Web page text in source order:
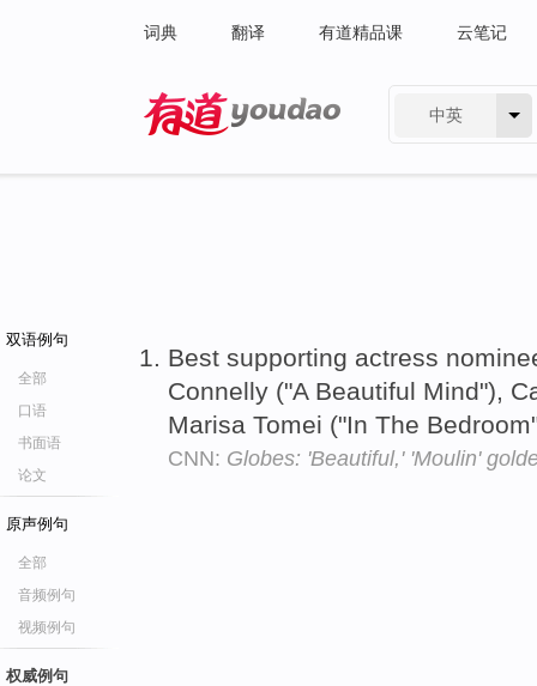
词典 翻译 有道精品课 云笔记
中英
双语例句
全部
口语
书面语
论文
原声例句
全部
音频例句
视频例句
权威例句
Best supporting actress
Connelly ("A Beautiful Mind"),
Marisa Tomei ("In The
CNN: Globes: 'Beautiful,' 'Moulin'